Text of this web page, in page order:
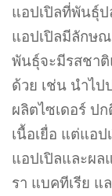
แอปเปิลที่พันธุ์
แอปเปิลมีลักษ
พันธุ์จะมีรสชา
ด้วย เช่น นำไป
ผลิตไซเดอร์ ป
เนื้อเยื่อ แต่แอป
แอปเปิลและผล
รา แบคทีเรีย แ